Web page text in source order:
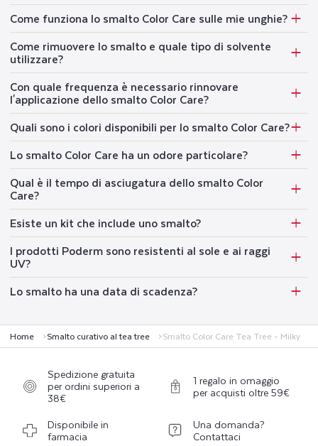
Come funziona lo smalto Color Care sulle mie unghie?
Come rimuovere lo smalto e quale tipo di solvente
utilizzare?
Con quale frequenza è necessario rinnovare
l'applicazione dello smalto Color Care?
Quali sono i colori disponibili per lo smalto Color Care?
Lo smalto Color Care ha un odore particolare?
Qual è il tempo di asciugatura dello smalto Color
Care?
Esiste un kit che include uno smalto?
I prodotti Poderm sono resistenti al sole e ai raggi
UV?
Lo smalto ha una data di scadenza?
Home Smalto curativo al tea tree Smalto Color Care Tea Tree - Milky
Spedizione gratuita
per ordini superiori a
38€
1 regalo in omaggio
per acquisti oltre 59€
Disponibile in
farmacia
Una domanda?
Contattaci